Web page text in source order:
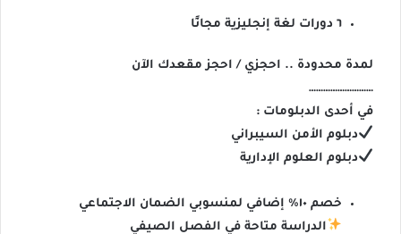
٦ دورات لغة إنجليزية مجانًا
لمدة محدودة .. احجزي / احجز مقعدك الآن
………………………
في أحدى الدبلومات :
دبلوم الأمن السيبراني
دبلوم العلوم الإدارية
خصم ١٠٪؜ إضافي لمنسوبي الضمان الاجتماعي
الدراسة متاحة في الفصل الصيفي